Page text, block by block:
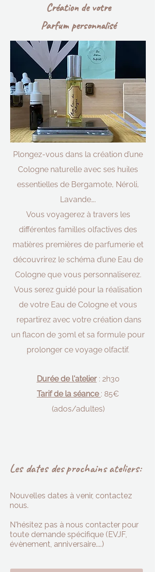
Création de votre
Parfum personnalisé
Les dates des prochains ateliers:
Nouvelles dates à venir, contactez
nous.
N'hésitez pas à nous contacter pour
toute demande spécifique (EVJF,
évènement, anniversaire....)
Plongez-vous dans la création d’une
Cologne naturelle avec ses huiles
essentielles de Bergamote, Néroli,
Lavande….
Vous voyagerez à travers les
différentes familles olfactives des
matières premières de parfumerie et
découvrirez le schéma d’une Eau de
Cologne que vous personnaliserez.
Vous serez guidé pour la réalisation
de votre Eau de Cologne et vous
repartirez avec votre création dans
un flacon de 30ml et sa formule pour
prolonger ce voyage olfactif.
Durée de l'atelier: 2h30
Tarif de la séance : 85€
(ados/adultes)